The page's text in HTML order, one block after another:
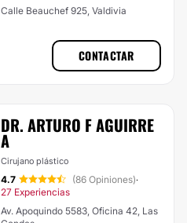
Calle Beauchef 925, Valdivia
CONTACTAR
DR. ARTURO F AGUIRRE
A
Cirujano plástico
4.7 (86 Opiniones)·
27 Experiencias
Av. Apoquindo 5583, Oficina 42, Las